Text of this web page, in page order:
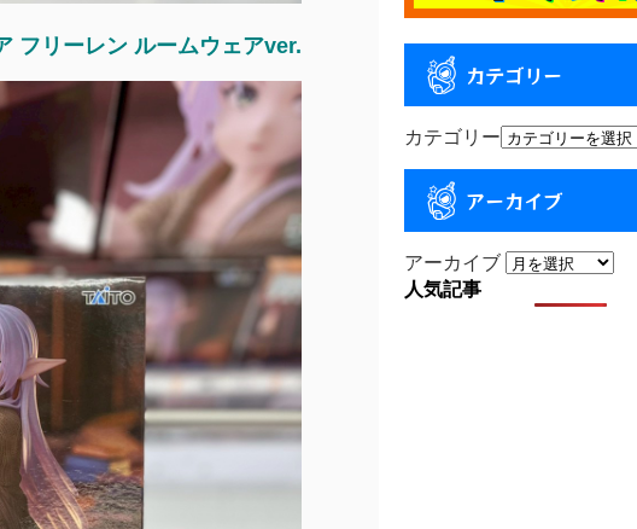
フリーレン ルームウェアver.
カテゴリー
カテゴリー
アーカイブ
アーカイブ
人気記事